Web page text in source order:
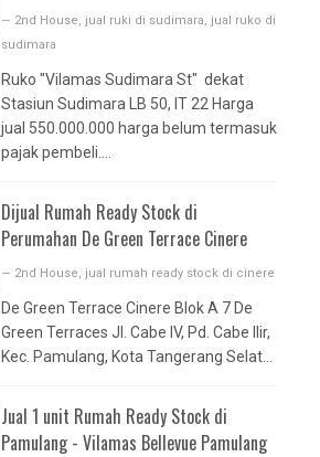
— 2nd House jual ruki di sudimara
jual ruko di
sudimara
Ruko "Vilamas Sudimara St" dekat
Stasiun Sudimara LB 50, lT 22 Harga
jual 550.000.000 harga belum termasuk
pajak pembeli....
Dijual Rumah Ready Stock di
Perumahan De Green Terrace Cinere
— 2nd House jual rumah ready stock di cinere
De Green Terrace Cinere Blok A 7 De
Green Terraces Jl. Cabe IV, Pd. Cabe Ilir,
Kec. Pamulang, Kota Tangerang Selat...
Jual 1 unit Rumah Ready Stock di
Pamulang - Vilamas Bellevue Pamulang